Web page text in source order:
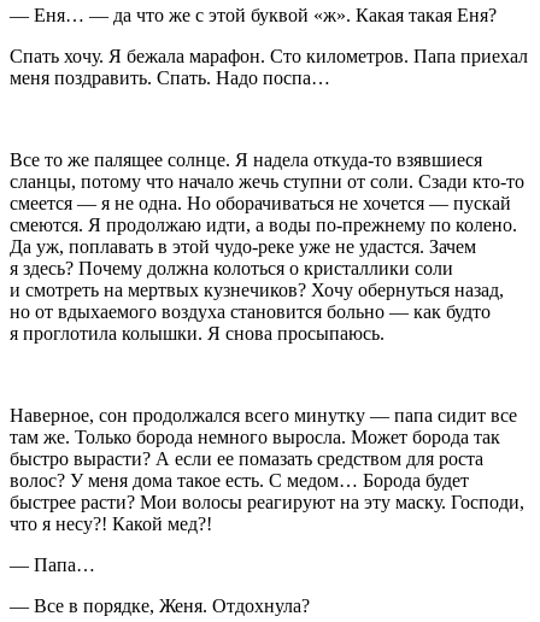
— Еня… — да что же с этой буквой «ж». Какая такая Еня?
Спать хочу. Я бежала марафон. Сто километров. Папа приехал
меня поздравить. Спать. Надо поспа…
Все то же палящее солнце. Я надела откуда-то взявшиеся
сланцы, потому что начало жечь ступни от соли. Сзади кто-то
смеется — я не одна. Но оборачиваться не хочется — пускай
смеются. Я продолжаю идти, а воды по-прежнему по колено.
Да уж, поплавать в этой чудо-реке уже не удастся. Зачем
я здесь? Почему должна колоться о кристаллики соли
и смотреть на мертвых кузнечиков? Хочу обернуться назад,
но от вдыхаемого воздуха становится больно — как будто
я проглотила колышки. Я снова просыпаюсь.
Наверное, сон продолжался всего минутку — папа сидит все
там же. Только борода немного выросла. Может борода так
быстро вырасти? А если ее помазать средством для роста
волос? У меня дома такое есть. С медом… Борода будет
быстрее расти? Мои волосы реагируют на эту маску. Господи,
что я несу?! Какой мед?!
— Папа…
— Все в порядке, Женя. Отдохнула?